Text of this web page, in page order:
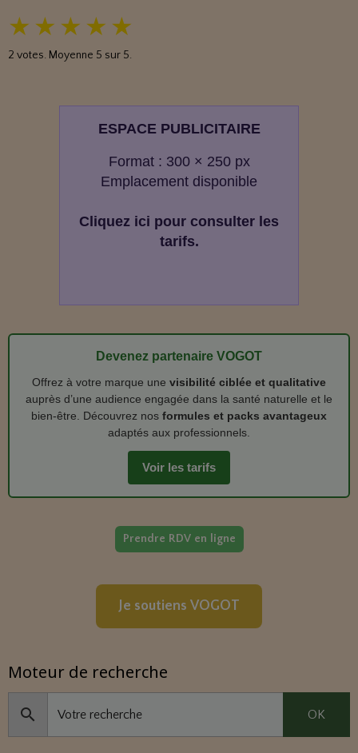
★ ★ ★ ★ ★
2 votes. Moyenne 5 sur 5.
ESPACE PUBLICITAIRE
Format : 300 × 250 px
Emplacement disponible
Cliquez ici pour consulter les
tarifs.
Devenez partenaire VOGOT
Offrez à votre marque une visibilité ciblée et qualitative
auprès d’une audience engagée dans la santé naturelle et le
bien‑être. Découvrez nos formules et packs avantageux
adaptés aux professionnels.
Voir les tarifs
Prendre RDV en ligne
Je soutiens VOGOT
Moteur de recherche
OK